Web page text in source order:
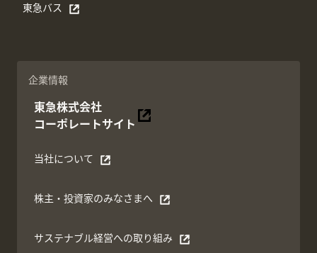
東急バス
別ウィンドウで開く
企業情報
東急株式会社
コーポレートサイト
別ウィンドウで開く
当社について
別ウィンドウで開く
株主・投資家のみなさまへ
別ウィンドウで開く
サステナブル経営への取り組み
別ウィンドウで開く